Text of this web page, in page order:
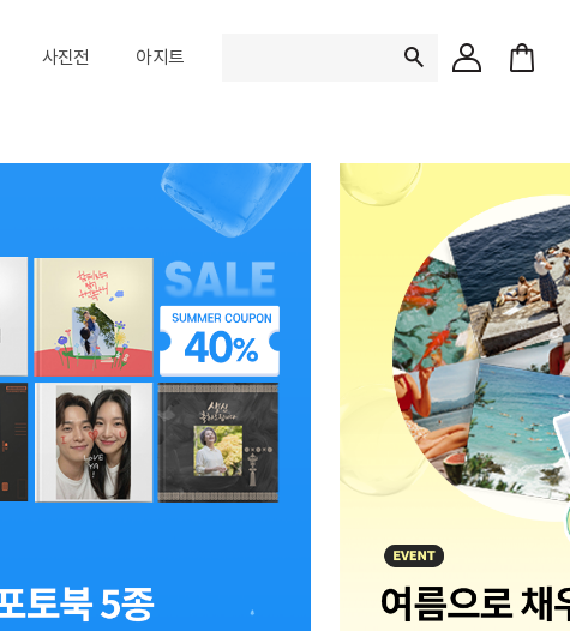
사진전 아지트
최근 검색어가 존재 하지
인기 검색어
1.
3. 퀵스냅
5.
데일리 필름 스냅
미니 리플레이